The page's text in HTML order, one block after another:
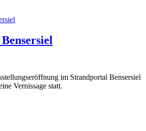
im Strandportal Bensersiel
Vernissage statt.